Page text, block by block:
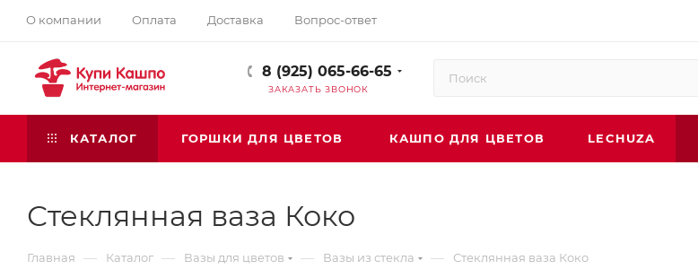
О компании Оплата Доставка Вопрос-ответ
8 (925) 065-66-65
ЗАКАЗАТЬ ЗВОНОК
КАТАЛОГ ГОРШКИ ДЛЯ ЦВЕТОВ КАШПО ДЛЯ ЦВЕТОВ LECHUZA
Стеклянная ваза Коко
Главная — Каталог — Вазы для цветов — Вазы из стекла — Стеклянная ваза Коко